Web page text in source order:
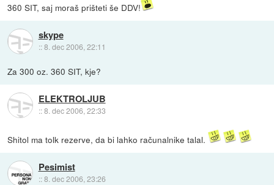
360 SIT, saj moraš prišteti še DDV!
skype
::8. dec 2006, 22:11
Za 300 oz. 360 SIT, kje?
ELEKTROLJUB
::8. dec 2006, 22:33
Shitol ma tolk rezerve, da bi lahko računalnike talal.
Pesimist
::8. dec 2006, 23:26